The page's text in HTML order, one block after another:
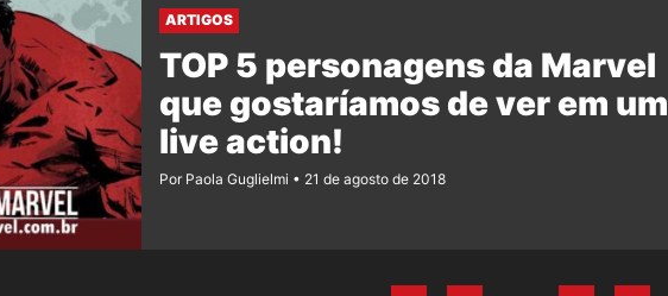
ARTIGOS
TOP 5 personagens da Marvel
que gostaríamos de ver em um
live action!
Por Paola Guglielmi 21 de agosto de 2018